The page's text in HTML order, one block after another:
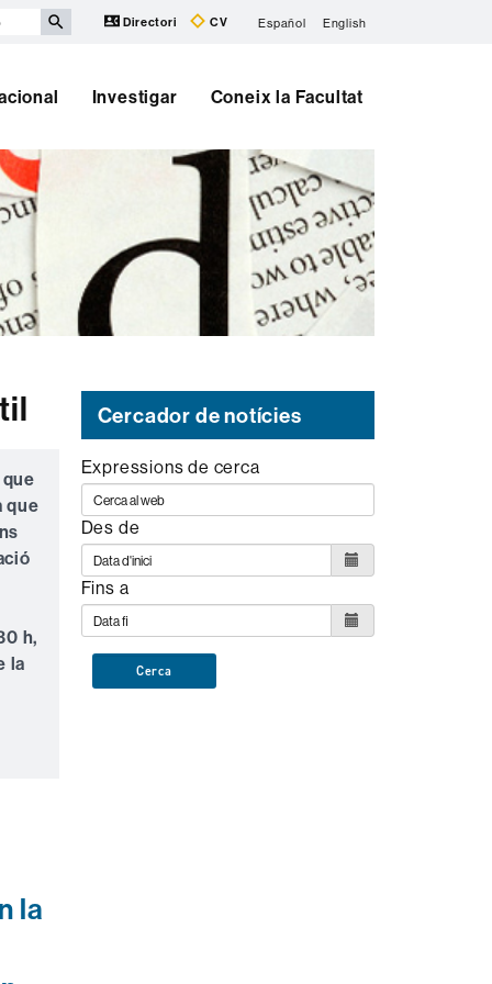
Directori CV Español English
Investigar Coneix la Facultat
que
h,
la
la
Cercador de notícies
Expressions de cerca
Des de
Fins a
Cerca